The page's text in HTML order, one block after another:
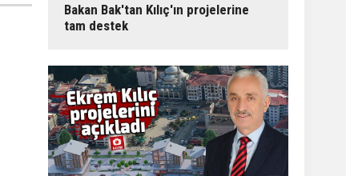
Bakan Bak'tan Kılıç'ın projelerine
tam destek